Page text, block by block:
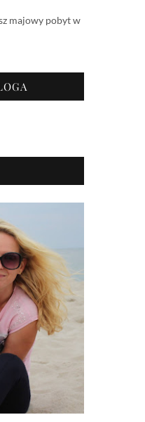
majowy pobyt w